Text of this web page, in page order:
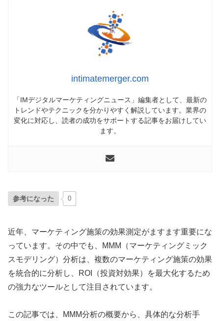
intimatemerger.com
「IMデジタルマーケティングニュース」編集者として、最新の
トレンドやテクニックを分かりやすく解説しています。業界の
変化に対応し、読者の成功をサポートする記事をお届けしてい
ます。
参考になった 0
近年、マーケティング施策の効果測定がますます重要にな
っています。その中でも、MMM（マーケティングミック
スモデリング）分析は、複数のマーケティング施策の効果
を統合的に分析し、ROI（投資対効果）を最大化するため
の強力なツールとして注目されています。
この記事では、MMM分析の概要から、具体的な分析手